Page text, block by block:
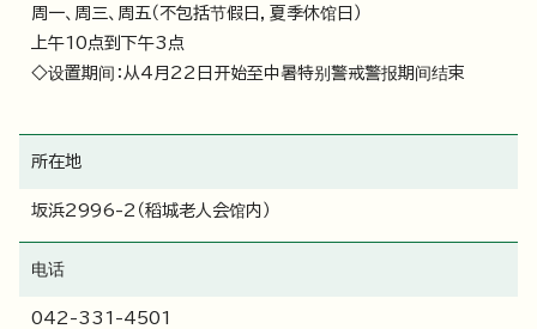
周一、周三、周五（不包括节假日，夏季休馆日）
上午10点到下午3点
◇设置期间：从4月22日开始至中暑特别警戒警报期间结束
所在地
坂浜2996-2（稻城老人会馆内）
电话
042-331-4501